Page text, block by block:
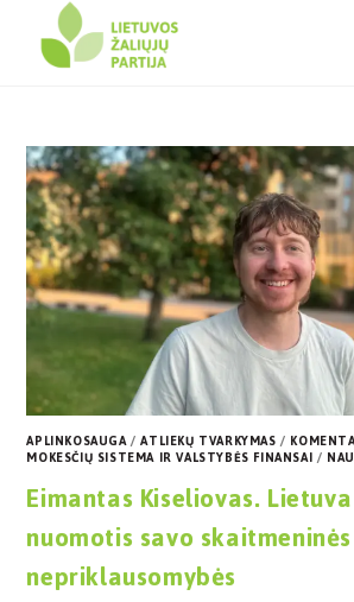
APLINKOSAUGA/ATLIEKŲ TVARKYMAS/
MOKESČIŲ SISTEMA IR VALSTYBĖS FINANSAI/
Eimantas Kiseliovas.
nuomotis savo skaitmeninės
nepriklausomybės